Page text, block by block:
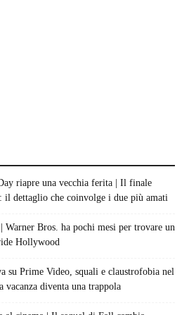
riapre una vecchia ferita | Il finale
il dettaglio che coinvolge i due più amati
Warner Bros. ha pochi mesi per trovare un
Hollywood
su Prime Video, squali e claustrofobia nel
diventa una trappola